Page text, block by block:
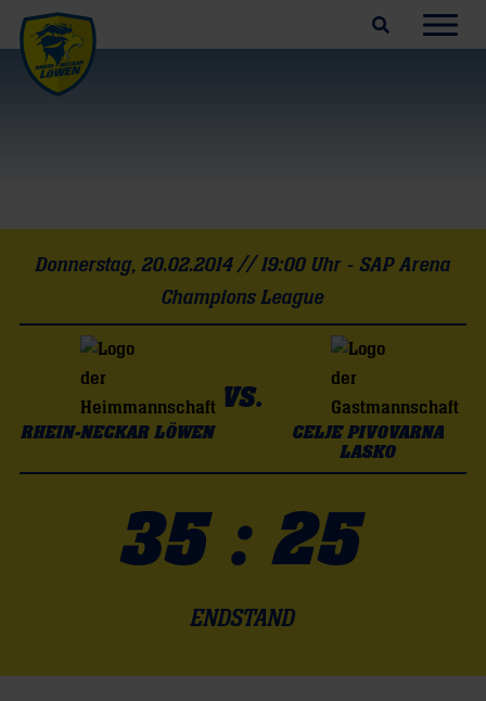
Suchfeld öffnen
Rhein-
Neckar
(20.02.2014)
Donnerstag, 20.02.2014 // 19:00 Uhr - SAP Arena
Champions League
RHEIN-NECKAR LÖWEN
VS.
CELJE PIVOVARNA
LASKO
35 : 25
ENDSTAND